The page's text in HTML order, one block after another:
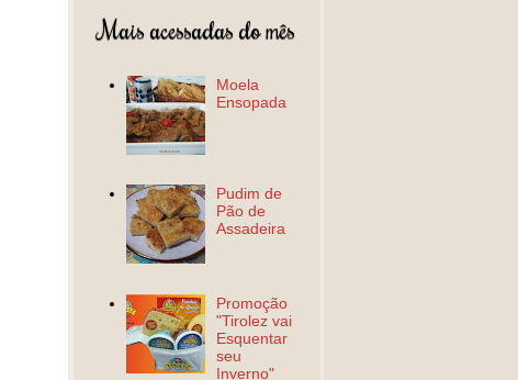
Mais acessadas do mês
Moela
Ensopada
Pudim de
Pão de
Assadeira
Promoção
"Tirolez vai
Esquentar
seu
Inverno"